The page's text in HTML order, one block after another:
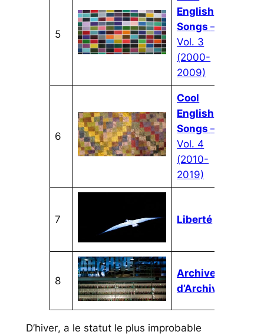
5
English
Songs –
Vol. 3
(2000-
2009)
6
Cool
English
Songs –
Vol. 4
(2010-
2019)
7 Liberté
8
Archives
d’Archive
D’hiver, a le statut le plus improbable